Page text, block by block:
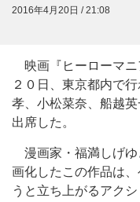
2016年4月20日 / 21:08
映画『ヒーローマニ
２０日、東京都内で
孝、小松菜奈、船越
出席した。
漫画家・福満しげゆ
画化したこの作品は
うと立ち上がるアク